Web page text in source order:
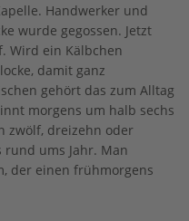
Handwerker und
wurde gegossen. Jetzt
Wird ein Kälbchen
damit ganz
gehört das zum Alltag
morgens um halb sechs
zwölf, dreizehn oder
ums Jahr. Man
der einen frühmorgens